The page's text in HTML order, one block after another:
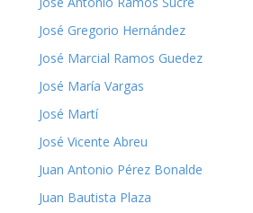
José Gregorio Hernández
José Marcial Ramos Guedez
José María Vargas
José Martí
José Vicente Abreu
Juan Antonio Pérez Bonalde
Juan Bautista Plaza